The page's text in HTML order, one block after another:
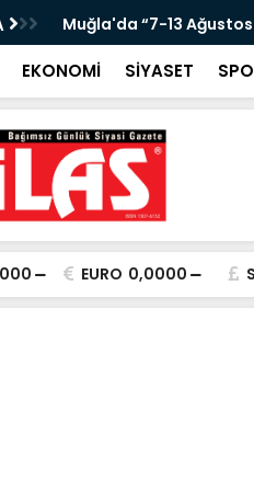
Muğla'da “7-13
EKONOMİ SİYASET
EURO 0,0000